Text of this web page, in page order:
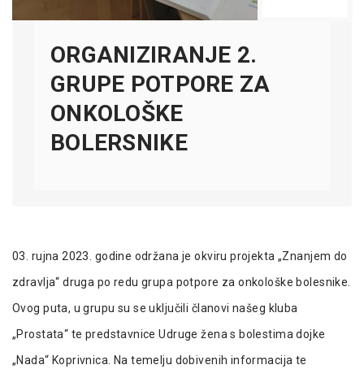
ORGANIZIRANJE 2.
GRUPE POTPORE ZA
ONKOLOŠKE
BOLERSNIKE
03. rujna 2023. godine održana je okviru projekta „Znanjem do
zdravlja“ druga po redu grupa potpore za onkološke bolesnike.
Ovog puta, u grupu su se uključili članovi našeg kluba
„Prostata“ te predstavnice Udruge žena s bolestima dojke
„Nada“ Koprivnica. Na temelju dobivenih informacija te